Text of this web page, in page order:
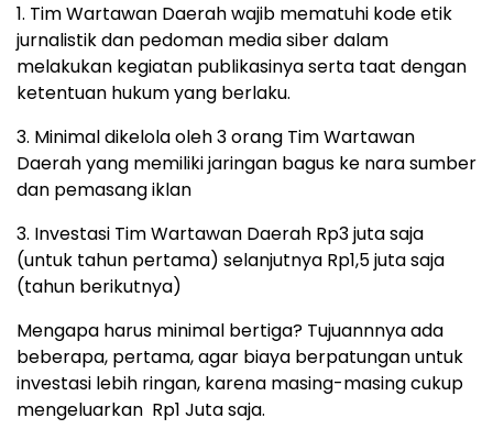
1. Tim Wartawan Daerah wajib mematuhi kode etik
jurnalistik dan pedoman media siber dalam
melakukan kegiatan publikasinya serta taat dengan
ketentuan hukum yang berlaku.
3. Minimal dikelola oleh 3 orang Tim Wartawan
Daerah yang memiliki jaringan bagus ke nara sumber
dan pemasang iklan
3. Investasi Tim Wartawan Daerah Rp3 juta saja
(untuk tahun pertama) selanjutnya Rp1,5 juta saja
(tahun berikutnya)
Mengapa harus minimal bertiga? Tujuannnya ada
beberapa, pertama, agar biaya berpatungan untuk
investasi lebih ringan, karena masing-masing cukup
mengeluarkan Rp1 Juta saja.